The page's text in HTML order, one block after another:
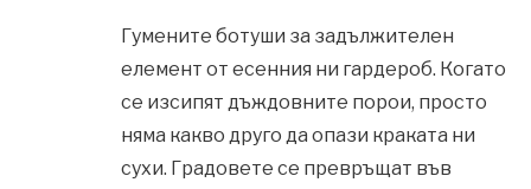
Гумените ботуши за задължителен
елемент от есенния ни гардероб. Когато
се изсипят дъждовните порои, просто
няма какво друго да опази краката ни
сухи. Градовете се превръщат във